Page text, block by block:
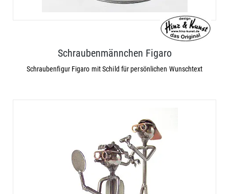
Schraubenmännchen Figaro
Schraubenfigur Figaro mit Schild für persönlichen Wunschtext